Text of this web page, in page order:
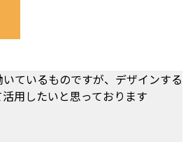
ているものですが、デザインする
用したいと思っております